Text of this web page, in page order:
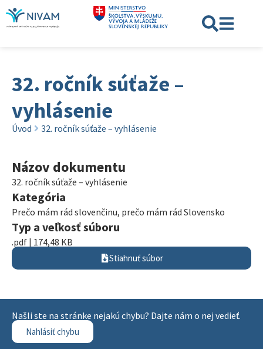
32. ročník súťaže –
vyhlásenie
Úvod 32. ročník súťaže – vyhlásenie
Názov dokumentu
32. ročník súťaže – vyhlásenie
Kategória
Prečo mám rád slovenčinu, prečo mám rád Slovensko
Typ a veľkosť súboru
.pdf | 174,48 KB
Stiahnuť súbor
Našli ste na stránke nejakú chybu? Dajte nám o nej vedieť.
Nahlásiť chybu